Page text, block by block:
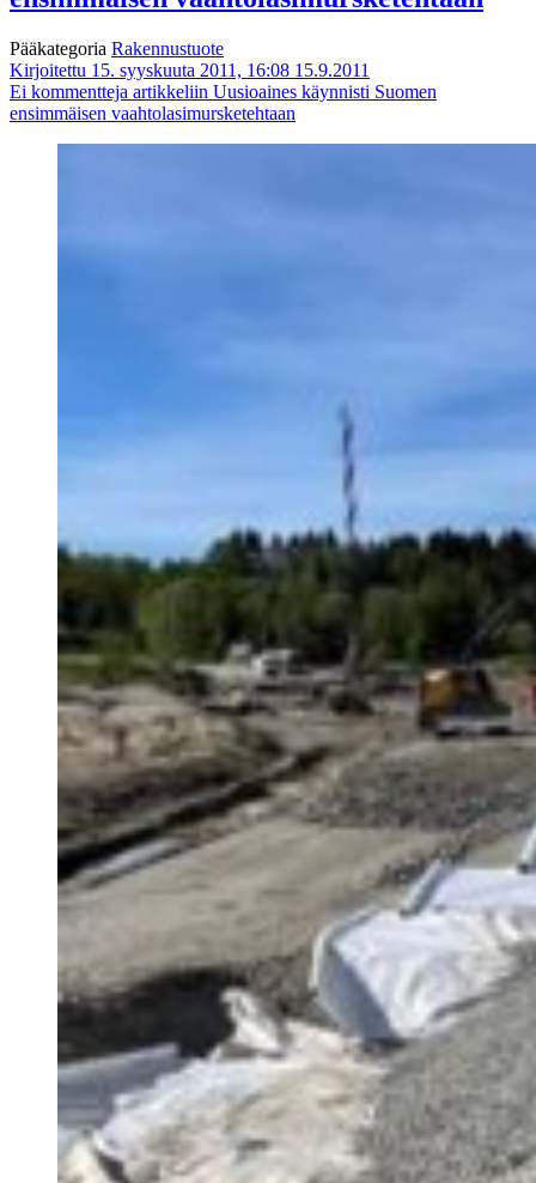
Pääkategoria Rakennustuote
Kirjoitettu 15. syyskuuta 2011, 16:08 15.9.2011
Ei kommentteja artikkeliin Uusioaines käynnisti Suomen
ensimmäisen vaahtolasimursketehtaan